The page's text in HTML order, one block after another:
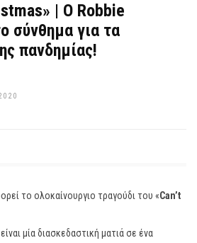
| Ο Robbie
σύνθημα για τα
πανδημίας!
το ολοκαίνουργιο τραγούδι του «Can’t
είναι μία διασκεδαστική ματιά σε ένα